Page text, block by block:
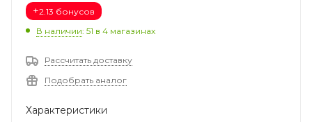
+2.13 бонусов
В наличии: 51 в 4 магазинах
Рассчитать доставку
Подобрать аналог
Характеристики